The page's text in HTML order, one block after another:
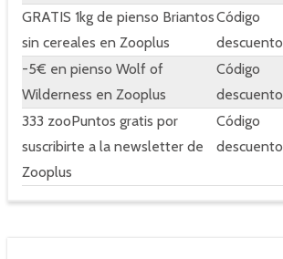
GRATIS 1kg de pienso Briantos
sin cereales en Zooplus
Código
descuento
-5€ en pienso Wolf of
Wilderness en Zooplus
Código
descuento
333 zooPuntos gratis por
suscribirte a la newsletter de
Zooplus
Código
descuento